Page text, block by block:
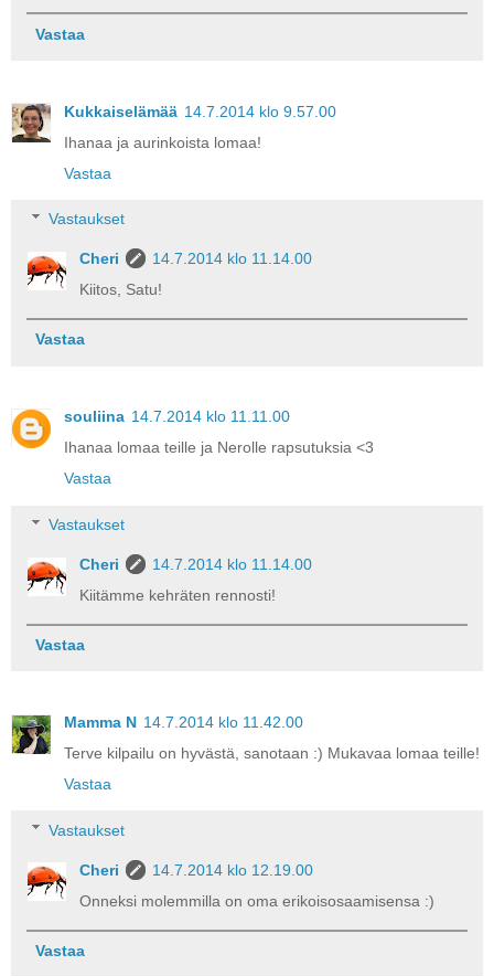
Vastaa
Kukkaiselämää 14.7.2014 klo 9.57.00
Ihanaa ja aurinkoista lomaa!
Vastaa
Vastaukset
Cheri
14.7.2014 klo 11.14.00
Kiitos, Satu!
Vastaa
souliina 14.7.2014 klo 11.11.00
Ihanaa lomaa teille ja Nerolle rapsutuksia <3
Vastaa
Vastaukset
Cheri
14.7.2014 klo 11.14.00
Kiitämme kehräten rennosti!
Vastaa
Mamma N 14.7.2014 klo 11.42.00
Terve kilpailu on hyvästä, sanotaan :) Mukavaa lomaa teille!
Vastaa
Vastaukset
Cheri
14.7.2014 klo 12.19.00
Onneksi molemmilla on oma erikoisosaamisensa :)
Vastaa